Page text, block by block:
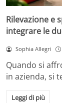
Rilevazione e
integrare le
Sophia Allegri
Quando si
in azienda, si
Leggi di più